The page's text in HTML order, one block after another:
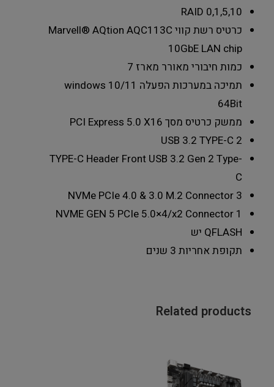
RAID 0,1,5,10
כרטיס רשת קווי Marvell® AQtion AQC113C
10GbE LAN chip
כמות חיבורי מאורר מארז 7
תמיכה במערכות הפעלה windows 10/11
64Bit
ממשק כרטיס מסך PCI Express 5.0 X16
USB 3.2 TYPE-C 2
TYPE-C Header Front USB 3.2 Gen 2 Type-
C
NVMe PCIe 4.0 & 3.0 M.2 Connector 3
NVME GEN 5 PCIe 5.0×4/x2 Connector 1
QFLASH יש
תקופת אחריות 3 שנים
Related products